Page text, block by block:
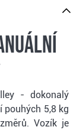
- dokonalý
pouhých 5,8 kg
Vozík je